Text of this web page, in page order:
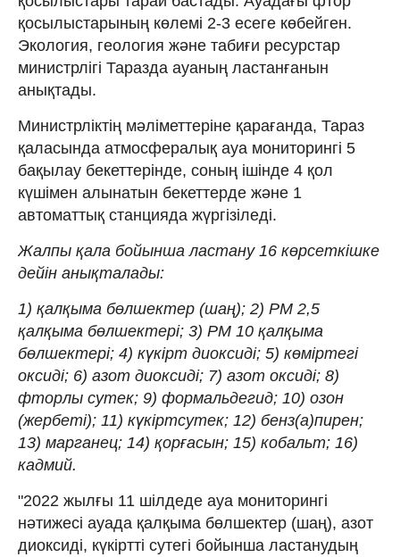
қосылыстарының көлемі 2-3 есеге көбейген.
Экология, геология және табиғи ресурстар
министрлігі Таразда ауаның ластанғанын
анықтады.
Министрліктің мәліметтеріне қарағанда, Тараз
қаласында атмосфералық ауа мониторингі 5
бақылау бекеттерінде, соның ішінде 4 қол
күшімен алынатын бекеттерде және 1
автоматтық станцияда жүргізіледі.
Жалпы қала бойынша ластану 16 көрсеткішке
дейін анықталады:
1) қалқыма бөлшектер (шаң); 2) РМ 2,5
қалқыма бөлшектері; 3) РМ 10 қалқыма
бөлшектері; 4) күкірт диоксиді; 5) көміртегі
оксиді; 6) азот диоксиді; 7) азот оксиді; 8)
фторлы сутек; 9) формальдегид; 10) озон
(жербеті); 11) күкіртсутек; 12) бенз(а)пирен;
13) марганец; 14) қорғасын; 15) кобальт; 16)
кадмий.
"2022 жылғы 11 шілдеде ауа мониторингі
нәтижесі ауада қалқыма бөлшектер (шаң), азот
диоксиді, күкіртті сутегі бойынша ластанудың